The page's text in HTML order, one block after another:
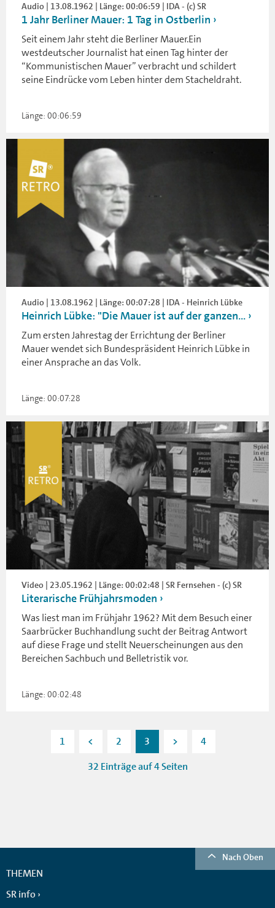
Audio | 13.08.1962 | Länge: 00:06:59 | IDA - (c) SR
1 Jahr Berliner Mauer: 1 Tag in Ostberlin
Seit einem Jahr steht die Berliner Mauer.Ein
westdeutscher Journalist hat einen Tag hinter der
“Kommunistischen Mauer” verbracht und schildert
seine Eindrücke vom Leben hinter dem Stacheldraht.
Länge: 00:06:59
Audio | 13.08.1962 | Länge: 00:07:28 | IDA - Heinrich Lübke
Heinrich Lübke: "Die Mauer ist auf der ganzen...
Zum ersten Jahrestag der Errichtung der Berliner
Mauer wendet sich Bundespräsident Heinrich Lübke in
einer Ansprache an das Volk.
Länge: 00:07:28
Video | 23.05.1962 | Länge: 00:02:48 | SR Fernsehen - (c) SR
Literarische Frühjahrsmoden
Was liest man im Frühjahr 1962? Mit dem Besuch einer
Saarbrücker Buchhandlung sucht der Beitrag Antwort
auf diese Frage und stellt Neuerscheinungen aus den
Bereichen Sachbuch und Belletristik vor.
Länge: 00:02:48
1 < 2 3 > 4
32 Einträge auf 4 Seiten
Nach Oben
THEMEN
SR info